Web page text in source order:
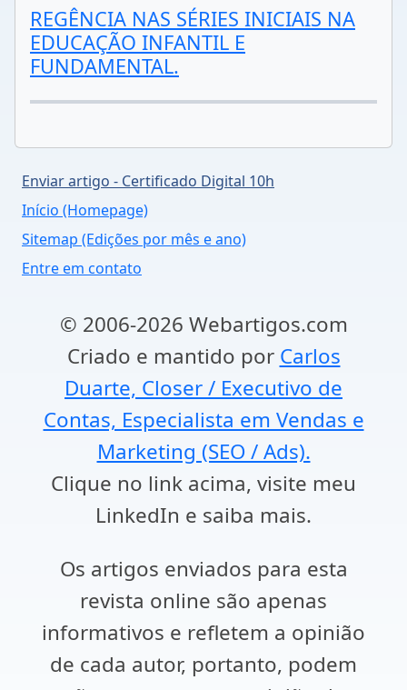
REGÊNCIA NAS SÉRIES INICIAIS NA
EDUCAÇÃO INFANTIL E
FUNDAMENTAL.
Enviar artigo - Certificado Digital 10h
Início (Homepage)
Sitemap (Edições por mês e ano)
Entre em contato
© 2006-2026 Webartigos.com
Criado e mantido por Carlos
Duarte, Closer / Executivo de
Contas, Especialista em Vendas e
Marketing (SEO / Ads).
Clique no link acima, visite meu
LinkedIn e saiba mais.
Os artigos enviados para esta
revista online são apenas
informativos e refletem a opinião
de cada autor, portanto, podem